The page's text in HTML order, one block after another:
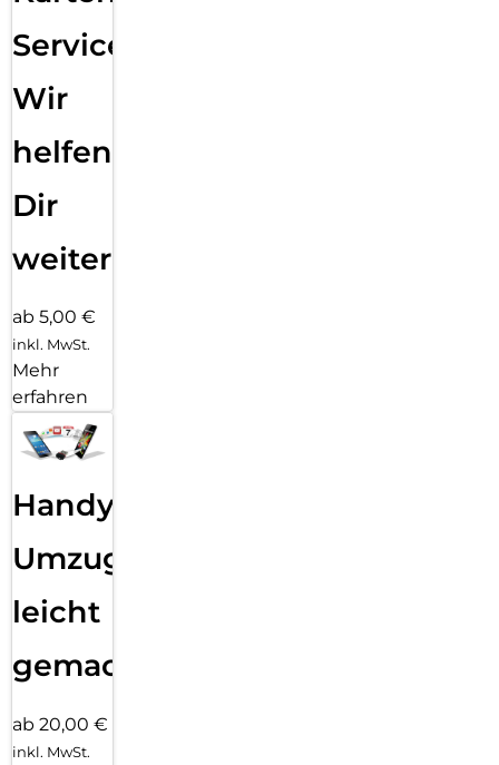
Service:
Wir
helfen
Dir
weiter
ab 5,00 €
inkl. MwSt.
Mehr
erfahren
Handy
Umzug
leicht
gemacht!
ab 20,00 €
inkl. MwSt.